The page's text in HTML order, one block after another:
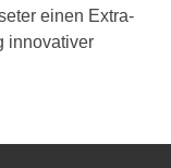
einen Extra-
innovativer